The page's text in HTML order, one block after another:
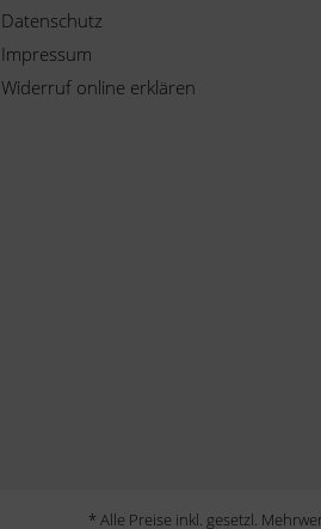
Datenschutz
Impressum
Widerruf online erklären
* Alle Preise inkl. gesetzl.